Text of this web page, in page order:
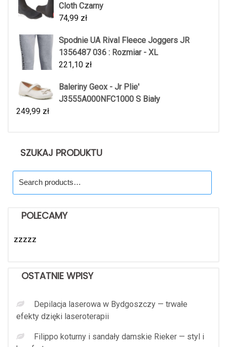
Cloth Czarny
74,99 zł
Spodnie UA Rival Fleece Joggers JR
1356487 036 : Rozmiar - XL
221,10 zł
Baleriny Geox - Jr Plie'
J3555A000NFC1000 S Biały
249,99 zł
SZUKAJ PRODUKTU
for:
POLECAMY
zzzzz
OSTATNIE WPISY
Depilacja laserowa w Bydgoszczy — trwałe
efekty dzięki laseroterapii
Filippo koturny i sandały damskie Rieker — styl i